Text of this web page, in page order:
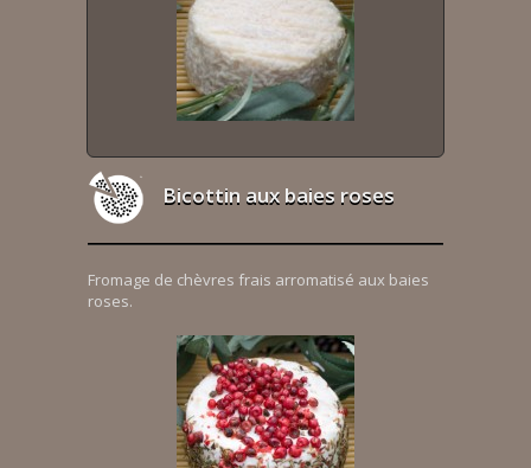
Bicottin aux baies roses
Fromage de chèvres frais arromatisé aux baies
roses.